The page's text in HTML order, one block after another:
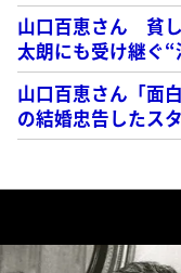
山口百恵さん 貧
太朗にも受け継ぐ
山口百恵さん「面
の結婚忠告したス